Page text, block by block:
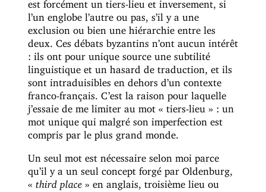
l’un englobe l’autre ou pas, s’il y a une
exclusion ou bien une hiérarchie entre les
deux. Ces débats byzantins n’ont aucun intérêt
: ils ont pour unique source une subtilité
linguistique et un hasard de traduction, et ils
sont intraduisibles en dehors d’un contexte
franco-français. C’est la raison pour laquelle
j’essaie de me limiter au mot « tiers-lieu » : un
mot unique qui malgré son imperfection est
compris par le plus grand monde.
Un seul mot est nécessaire selon moi parce
qu’il y a un seul concept forgé par Oldenburg,
third place
» en anglais, troisième lieu ou